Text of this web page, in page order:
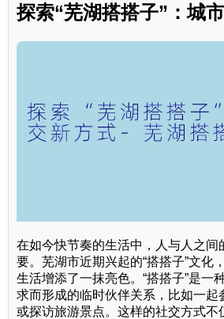
探索“芜湖搭搭子”：城
在如今快节奏的生活中，人与人之间
要。芜湖市近期兴起的“搭搭子”文化
生活增添了一抹亮色。“搭搭子”是一
求而形成的临时伙伴关系，比如一起
或探访旅游景点。这样的社交方式不